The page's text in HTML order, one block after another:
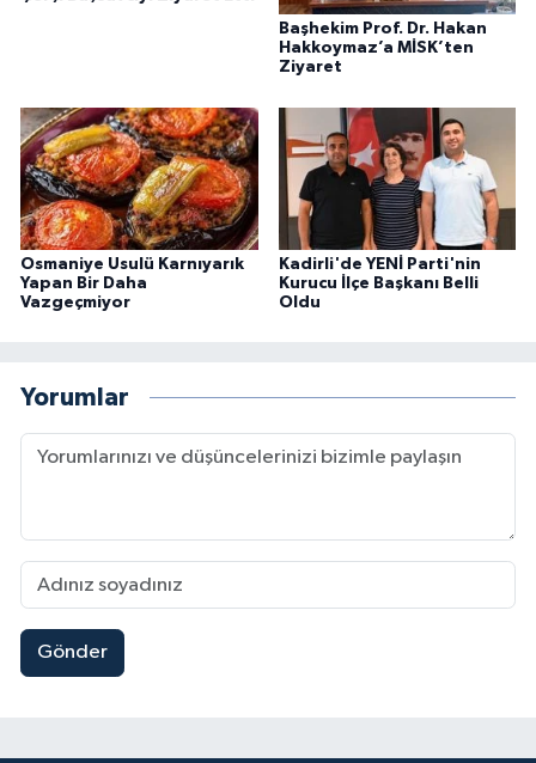
Başhekim Prof. Dr. Hakan
Hakkoymaz’a MİSK’ten
Ziyaret
Osmaniye Usulü Karnıyarık
Yapan Bir Daha
Vazgeçmiyor
Kadirli'de YENİ Parti'nin
Kurucu İlçe Başkanı Belli
Oldu
Yorumlar
Gönder